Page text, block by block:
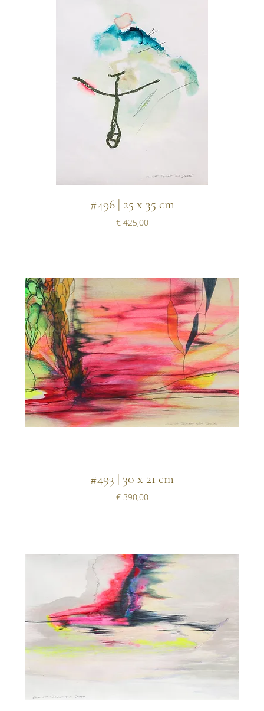
#496 | 25 x 35 cm
Prijs
€ 425,00
#493 | 30 x 21 cm
Prijs
€ 390,00